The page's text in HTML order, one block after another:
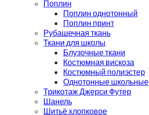
Поплин
Поплин однотонный
Поплин принт
Рубашечная ткань
Ткани для школы
Блузочные ткани
Костюмная вискоза
Костюмный полиэстер
Однотонные школьные
Трикотаж Джерси Футер
Шанель
Шитьё хлопковое